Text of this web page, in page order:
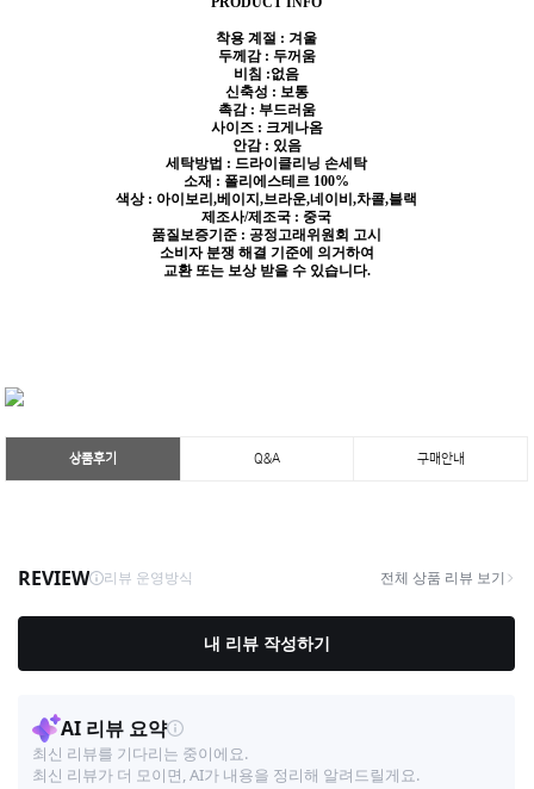
착용 계절 : 겨울
두께감 : 두꺼움
비침 :없음
신축성 : 보통
촉감 : 부드러움
사이즈 : 크게나옴
안감 : 있음
세탁방법 : 드라이클리닝 손세탁
소재 : 폴리에스테르 100%
색상 : 아이보리,베이지,브라운,네이비,차콜,블랙
제조사/제조국 : 중국
품질보증기준 : 공정고래위원회 고시
소비자 분쟁 해결 기준에 의거하여
교환 또는 보상 받을 수 있습니다.
상품후기 Q&A 구매안내